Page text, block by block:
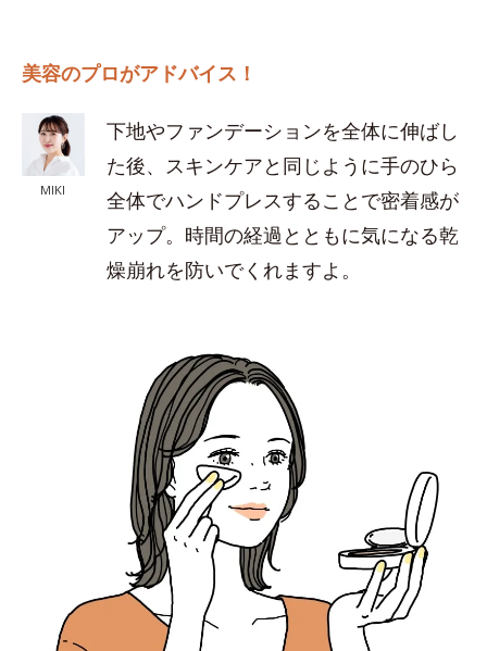
美容のプロがアドバイス！
MIKI
下地やファンデーションを全体に伸ばし
た後、スキンケアと同じように手のひら
全体でハンドプレスすることで密着感が
アップ。時間の経過とともに気になる乾
燥崩れを防いでくれますよ。